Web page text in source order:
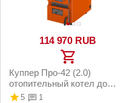
114 970 RUB
Куппер Про-42 (2.0)
отопительный котел до
420м2 42кВт
5
1